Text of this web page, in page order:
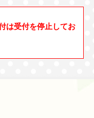
は受付を停止してお